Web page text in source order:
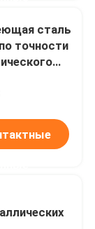
сталь
точности